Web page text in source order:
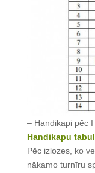
– Handikapi pēc
Handikapu
Pēc izlozes, ko
nākamo turnīru